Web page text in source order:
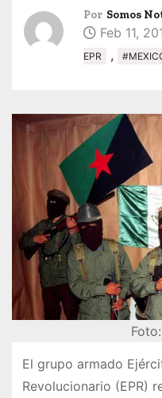
Por Somos
Feb 11,
EPR
,
El grupo armado
Revolucionario (EPR)